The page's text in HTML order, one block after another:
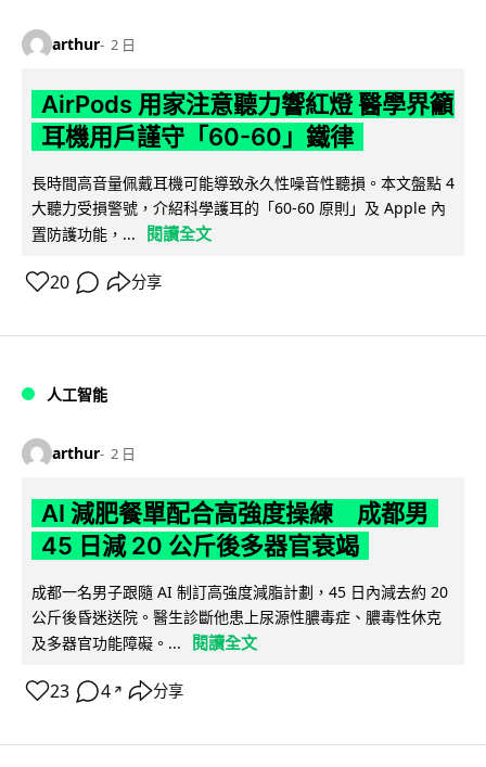
arthur 2 日
AirPods 用家注意聽力響紅燈 醫學界籲
耳機用戶謹守「60-60」鐵律
長時間高音量佩戴耳機可能導致永久性噪音性聽損。本文盤點 4
大聽力受損警號，介紹科學護耳的「60-60 原則」及 Apple 內
置防護功能，...
閱讀全文
20 分享
人工智能
arthur 2 日
AI 減肥餐單配合高強度操練 成都男
45 日減 20 公斤後多器官衰竭
成都一名男子跟隨 AI 制訂高強度減脂計劃，45 日內減去約 20
公斤後昏迷送院。醫生診斷他患上尿源性膿毒症、膿毒性休克
及多器官功能障礙。...
閱讀全文
23 4 ↗ 分享